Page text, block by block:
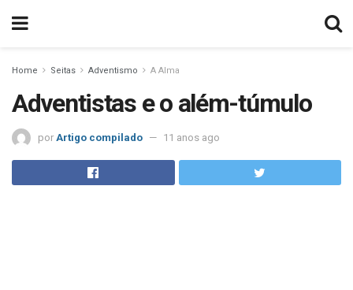
Home Seitas Adventismo A Alma
Adventistas e o além-túmulo
por Artigo compilado 11 anos ago